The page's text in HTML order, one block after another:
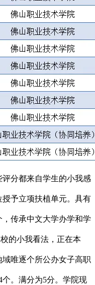
分都来自学生的小我感
予立项扶植单元。具有
传承中文大学办学和学
的小我看法，正在本
唯逐个所公办女子高职
。满分为5分。学院现